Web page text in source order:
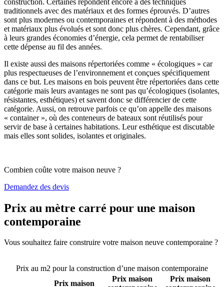
traditionnels avec des matériaux et des formes éprouvés. D’autres
sont plus modernes ou contemporaines et répondent à des méthodes
et matériaux plus évolués et sont donc plus chères. Cependant, grâce
à leurs grandes économies d’énergie, cela permet de rentabiliser
cette dépense au fil des années.
Il existe aussi des maisons répertoriées comme « écologiques » car
plus respectueuses de l’environnement et conçues spécifiquement
dans ce but. Les maisons en bois peuvent être répertoriées dans cette
catégorie mais leurs avantages ne sont pas qu’écologiques (isolantes,
résistantes, esthétiques) et savent donc se différencier de cette
catégorie. Aussi, on retrouve parfois ce qu’on appelle des maisons
« container », où des conteneurs de bateaux sont réutilisés pour
servir de base à certaines habitations. Leur esthétique est discutable
mais elles sont solides, isolantes et originales.
Combien coûte votre maison neuve ?
Demandez des devis
Prix au mètre carré pour une maison
contemporaine
Vous souhaitez faire construire votre maison neuve contemporaine ?
Prix au m2 pour la construction d’une maison contemporaine
Prix maison
Prix maison
Prix maison